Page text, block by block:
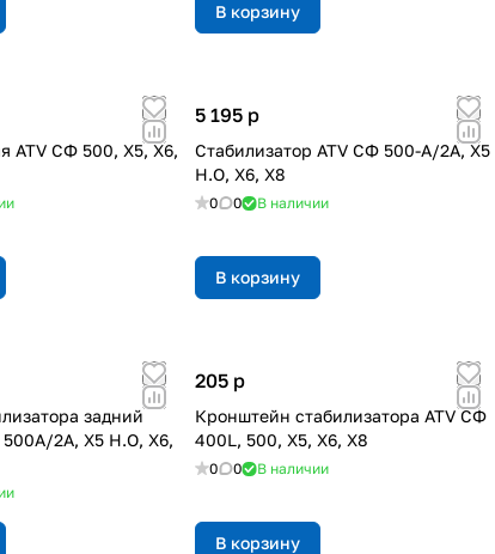
В корзину
ATV СФ 500, X5, X6,
5 195 p
Стабилизатор ATV СФ 500-А/2A, X5
H.O, X6, X8
0 0 В наличии
В корзину
задний
2A, X5 H.O, X6,
205 p
Кронштейн стабилизатора ATV СФ
400L, 500, X5, X6, X8
0 0 В наличии
В корзину